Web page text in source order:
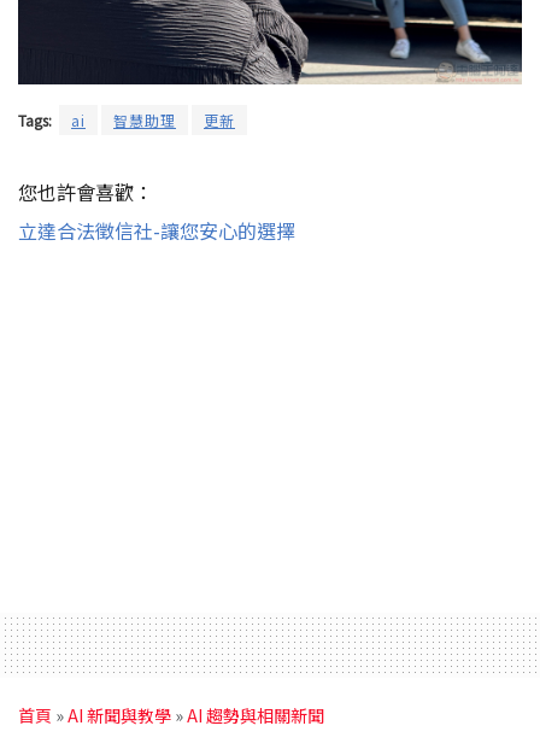
Tags: ai 智慧助理 更新
您也許會喜歡：
立達合法徵信社-讓您安心的選擇
首頁 »AI 新聞與教學 »AI 趨勢與相關新聞